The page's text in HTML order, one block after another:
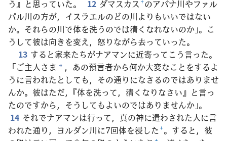
う』と思っていた。
12 ダマスカス+のアバナ川やファル
パル川の方が，イスラエルのどの川よりもいいではない
か。それらの川で体を洗うのでは清くなれないのか」。こ
うして彼は向きを変え，怒りながら去っていった。
13 すると家来たちがナアマンに近寄ってこう言った。
「ご主人さま * ，あの預言者から何か大変なことをするよ
うに言われたとしても，その通りになさるのではありませ
んか。彼はただ，『体を洗って，清くなりなさい』と言っ
たのですから，そうしてもよいのではありませんか」。
14 それでナアマンは行って，真の神に遣わされた人に言
われた通り，ヨルダン川に7回体を浸した+。すると，彼